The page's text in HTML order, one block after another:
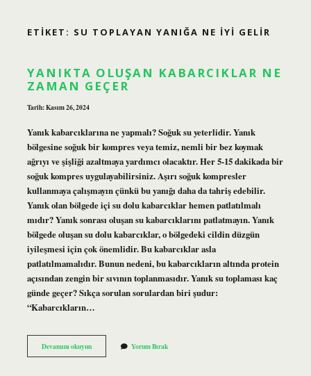
ETIKET: SU TOPLAYAN YANIĞA NE IYI GELIR
YANIKTA OLUŞAN KABARCIKLAR NE
ZAMAN GEÇER
Tarih: Kasım 26, 2024
Yanık kabarcıklarına ne yapmalı? Soğuk su yeterlidir. Yanık
bölgesine soğuk bir kompres veya temiz, nemli bir bez koymak
ağrıyı ve şişliği azaltmaya yardımcı olacaktır. Her 5-15 dakikada bir
soğuk kompres uygulayabilirsiniz. Aşırı soğuk kompresler
kullanmaya çalışmayın çünkü bu yanığı daha da tahriş edebilir.
Yanık olan bölgede içi su dolu kabarcıklar hemen patlatılmalı
mıdır? Yanık sonrası oluşan su kabarcıklarını patlatmayın. Yanık
bölgede oluşan su dolu kabarcıklar, o bölgedeki cildin düzgün
iyileşmesi için çok önemlidir. Bu kabarcıklar asla
patlatılmamalıdır. Bunun nedeni, bu kabarcıkların altında protein
açısından zengin bir sıvının toplanmasıdır. Yanık su toplaması kaç
günde geçer? Sıkça sorulan sorulardan biri şudur:
“Kabarcıkların…
Devamını okuyunYanıkta
Oluşan
Yorum Bırak